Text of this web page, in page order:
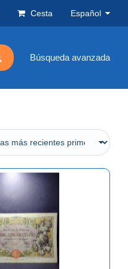
Cesta Español
Búsqueda avanzada